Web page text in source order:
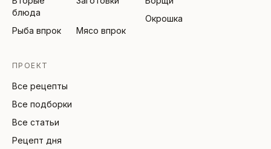
блюда
Рыба впрок Мясо впрок
Окрошка
ПРОЕКТ
Все рецепты
Все подборки
Все статьи
Рецепт дня